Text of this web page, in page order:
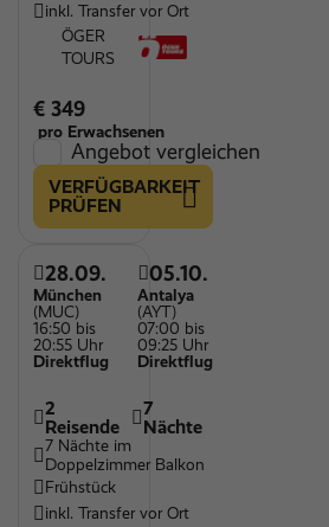
inkl. Transfer vor Ort
ÖGER
TOURS
€ 349
pro Erwachsenen
Angebot vergleichen
VERFÜGBARKEIT
PRÜFEN
28.09.
München
(MUC)
16:50 bis
20:55 Uhr
Direktflug
05.10.
Antalya
(AYT)
07:00 bis
09:25 Uhr
Direktflug
2
Reisende
7
Nächte
7 Nächte im
Doppelzimmer Balkon
Frühstück
inkl. Transfer vor Ort